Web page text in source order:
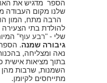
הספר מדגיש את
שלנו מקום העבודה
הרבה מתח, המון
להולדת בתי הצעירה
שלי - "רבע עוף"
גיבורה שמנה.
נאה ומצליחה,
בתוך מציאות אישית
השמנות, שרבות מהן
מתייחסים לקיומן.